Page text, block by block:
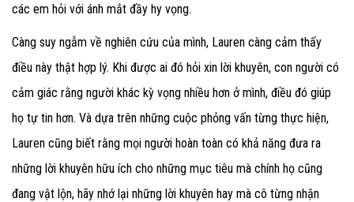
các em hỏi với ánh mắt đầy hy vọng.
Càng suy ngẫm về nghiên cứu của mình, Lauren càng cảm thấy
điều này thật hợp lý. Khi được ai đó hỏi xin lời khuyên, con người có
cảm giác rằng người khác kỳ vọng nhiều hơn ở mình, điều đó giúp
họ tự tin hơn. Và dựa trên những cuộc phỏng vấn từng thực hiện,
Lauren cũng biết rằng mọi người hoàn toàn có khả năng đưa ra
những lời khuyên hữu ích cho những mục tiêu mà chính họ cũng
đang vật lộn, hãy nhớ lại những lời khuyên hay mà cô từng nhận